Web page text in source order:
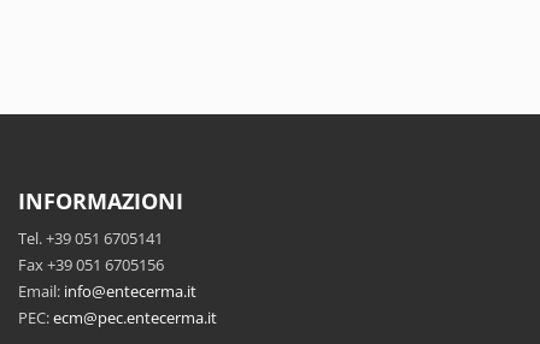
INFORMAZIONI
Tel. +39 051 6705141
Fax +39 051 6705156
Email: info@entecerma.it
PEC:ecm@pec.entecerma.it